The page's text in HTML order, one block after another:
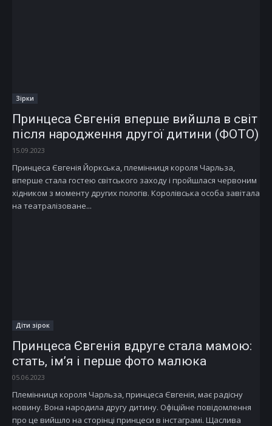
Зірки
Принцеса Євгенія вперше вийшла в світ
після народження другої дитини (ФОТО)
15.09.2023
Принцеса Євгенія Йоркська, племінниця короля Чарльза,
вперше стала гостею світського заходу і пройшлася червоним
хідником з моменту других пологів. Королівська особа завітала
на театралізоване...
Діти зірок
Принцеса Євгенія вдруге стала мамою:
стать, ім’я і перше фото малюка
05.06.2023
Племінниця короля Чарльза, принцеса Євгенія, має радісну
новину. Вона народила другу дитину. Офіційне повідомлення
про це вийшло на сторінці принцеси в інстаграмі. Щаслива